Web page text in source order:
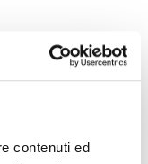
contenuti ed